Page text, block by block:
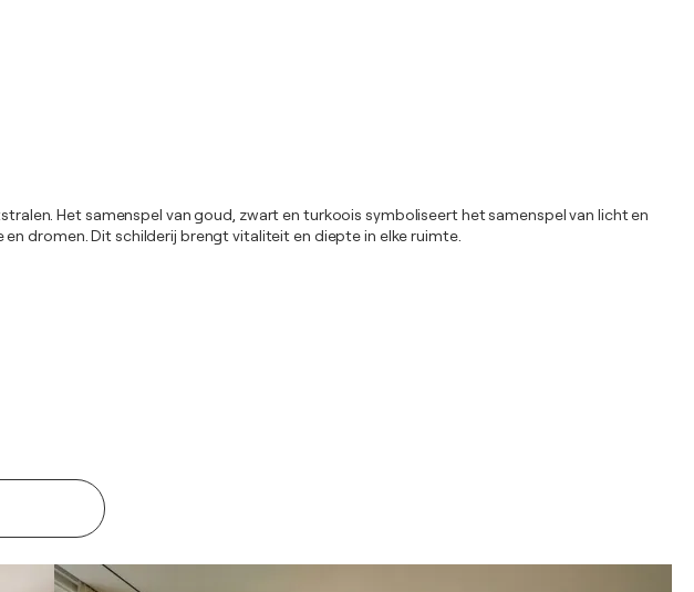
Het samenspel van goud, zwart en turkoois symboliseert het samenspel van licht en
dromen. Dit schilderij brengt vitaliteit en diepte in elke ruimte.